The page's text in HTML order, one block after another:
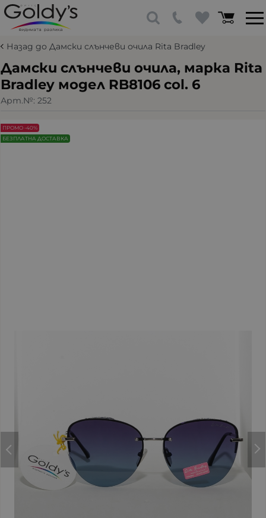
Назад до Дамски слънчеви очила Rita Bradley
Дамски слънчеви очила, марка Rita
Bradley модел RB8106 col. 6
Арт.№: 252
ПРОМО -40%
БЕЗПЛАТНА ДОСТАВКА